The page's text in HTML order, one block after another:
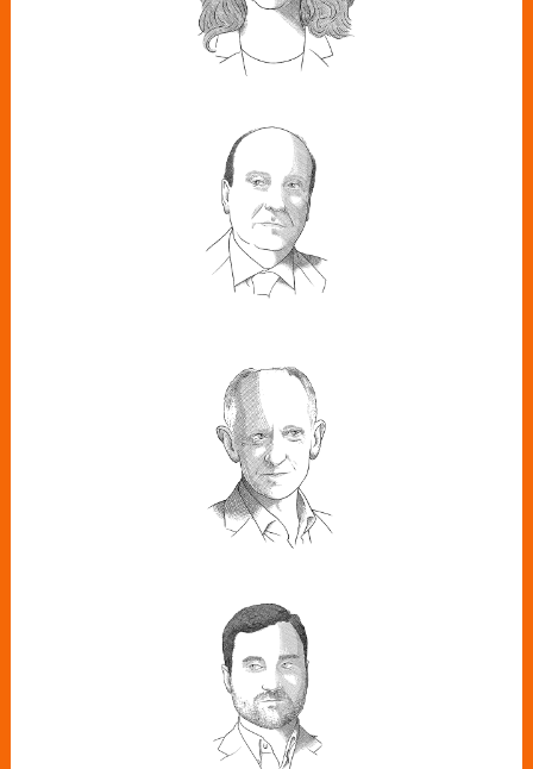
Jurídicos de Redeia
RAFAEL MATEO
CEO de Acciona Energía
JAVIER SÁENZ DE
JUBERA
Presidente de TotalEnergies
ALBERTO
SÁNCHEZ
Director de Innovación de Veolia